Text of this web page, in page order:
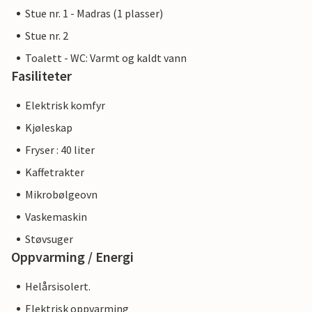
Stue nr. 1 - Madras (1 plasser)
Stue nr. 2
Toalett - WC: Varmt og kaldt vann
Fasiliteter
Elektrisk komfyr
Kjøleskap
Fryser : 40 liter
Kaffetrakter
Mikrobølgeovn
Vaskemaskin
Støvsuger
Oppvarming / Energi
Helårsisolert.
Elektrisk oppvarming